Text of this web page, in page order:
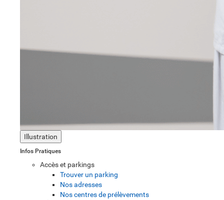
Illustration
Infos Pratiques
Accès et parkings
Trouver un parking
Nos adresses
Nos centres de prélèvements